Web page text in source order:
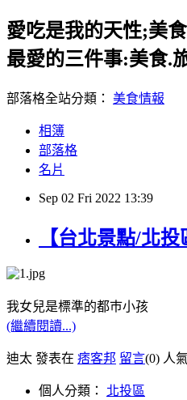
愛吃是我的天性;美
最愛的三件事:美食.
部落格全站分類： 美食情報
相簿
部落格
名片
Sep 02 Fri 2022 13:39
【台北景點/北
我女兒是標準的都巿小孩
(繼續閱讀...)
迪太 發表在 痞客邦 留言(0) 人
個人分類： 北投區